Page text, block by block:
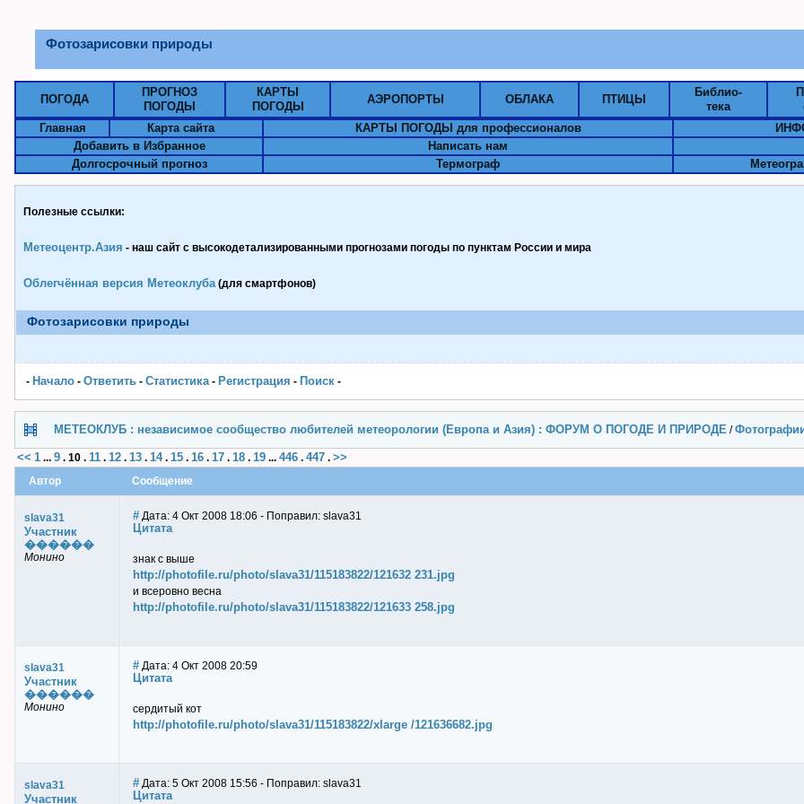
Фотозарисовки природы
ПОГОДА
ПРОГНОЗ
ПОГОДЫ
КАРТЫ
ПОГОДЫ
АЭРОПОРТЫ ОБЛАКА ПТИЦЫ
Библио-
тека
Главная
Карта сайта КАРТЫ ПОГОДЫ для профессионалов
Добавить в Избранное
Написать нам
Долгосрочный прогноз
Термограф
Полезные ссылки:
Метеоцентр.Азия - наш сайт с высокодетализированными прогнозами погоды по пунктам Pоссии и мира
Облегчённая версия Метеоклуба(для смартфонов)
Фотозарисовки природы
- Начало - Ответить - Статистика- Pегистрация - Поиск -
МЕТЕОКЛУБ : независимое сообщество любителей метеорологии (Европа и Азия) : ФОРУМ О ПОГОДЕ И ПРИРОДЕ /
<< 1 ... 9 . 10 . 11 . 12 . 13 . 14. 15 . 16 . 17 . 18 . 19 ... 446 . 447 . >>
Автор Сообщение
slava31
Участник
������
Монино
# Дата: 4 Окт 2008 18:06 - Поправил: slava31
Цитата
знак с выше
http://photofile.ru/photo/slava31/115183822/121632 231.jpg
и всеровно весна
http://photofile.ru/photo/slava31/115183822/121633 258.jpg
slava31
Участник
������
Монино
# Дата: 4 Окт 2008 20:59
Цитата
сердитый кот
http://photofile.ru/photo/slava31/115183822/xlarge /121636682.jpg
slava31
Участник
# Дата: 5 Окт 2008 15:56 - Поправил: slava31
Цитата